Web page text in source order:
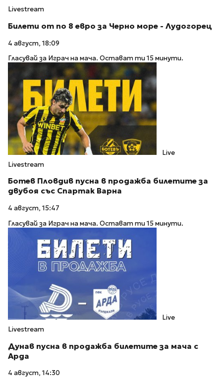
Livestream
Билети от по 8 евро за Черно море - Лудогорец
4 август, 18:09
Гласувай за Играч на мача. Остават ти 15 минути.
Live
Livestream
Ботев Пловдив пусна в продажба билетите за
двубоя със Спартак Варна
4 август, 15:47
Гласувай за Играч на мача. Остават ти 15 минути.
Live
Livestream
Дунав пусна в продажба билетите за мача с
Арда
4 август, 14:30